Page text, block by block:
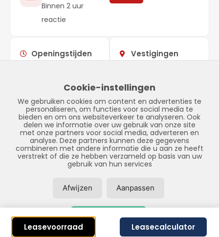
Binnen 2 uur
reactie
Openingstijden
ZondagGesloten
Vestigingen
Tinnegieter 7
9502 EX Stadskanaal
© Copyright 2026 – LPFS – Privacybeleid–
Sitemap
Realisatie door: SiteOnline
Cookie-instellingen
We gebruiken cookies om content en advertenties te
personaliseren, om functies voor social media te
bieden en om ons websiteverkeer te analyseren. Ook
delen we informatie over uw gebruik van onze site
met onze partners voor social media, adverteren en
analyse. Deze partners kunnen deze gegevens
combineren met andere informatie die u aan ze heeft
verstrekt of die ze hebben verzameld op basis van uw
gebruik van hun services
Afwijzen Aanpassen
Accepteer alles
Leasevoorraad Leasecalculator